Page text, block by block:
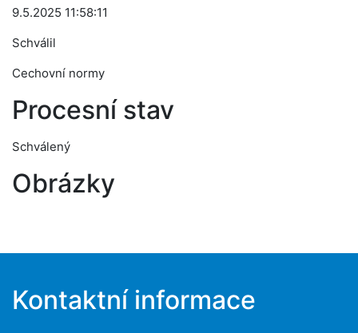
9.5.2025 11:58:11
Schválil
Cechovní normy
Procesní stav
Schválený
Obrázky
Kontaktní informace